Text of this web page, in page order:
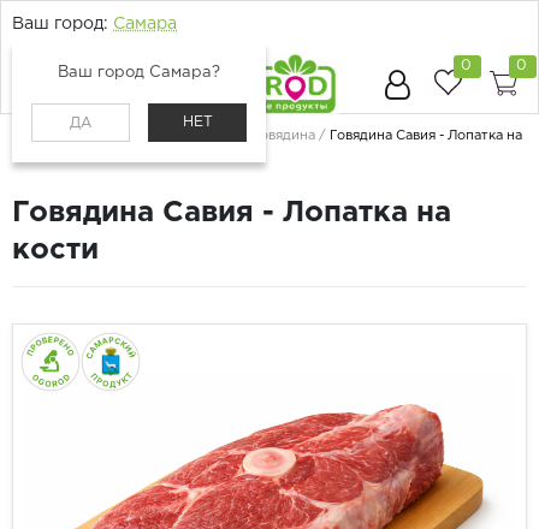
Ваш город: Самара
Ваш город Самара?
ДА НЕТ
0 0
Говядина
Говядина Савия - Лопатка на
Говядина Савия - Лопатка на
кости